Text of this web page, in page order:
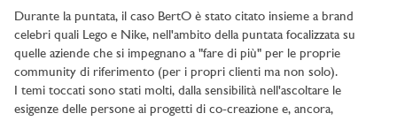
Durante la puntata, il caso BertO è stato citato insieme a brand
celebri quali Lego e Nike, nell'ambito della puntata focalizzata su
quelle aziende che si impegnano a "fare di più" per le proprie
community di riferimento (per i propri clienti ma non solo).
I temi toccati sono stati molti, dalla sensibilità nell'ascoltare le
esigenze delle persone ai progetti di co-creazione e, ancora,